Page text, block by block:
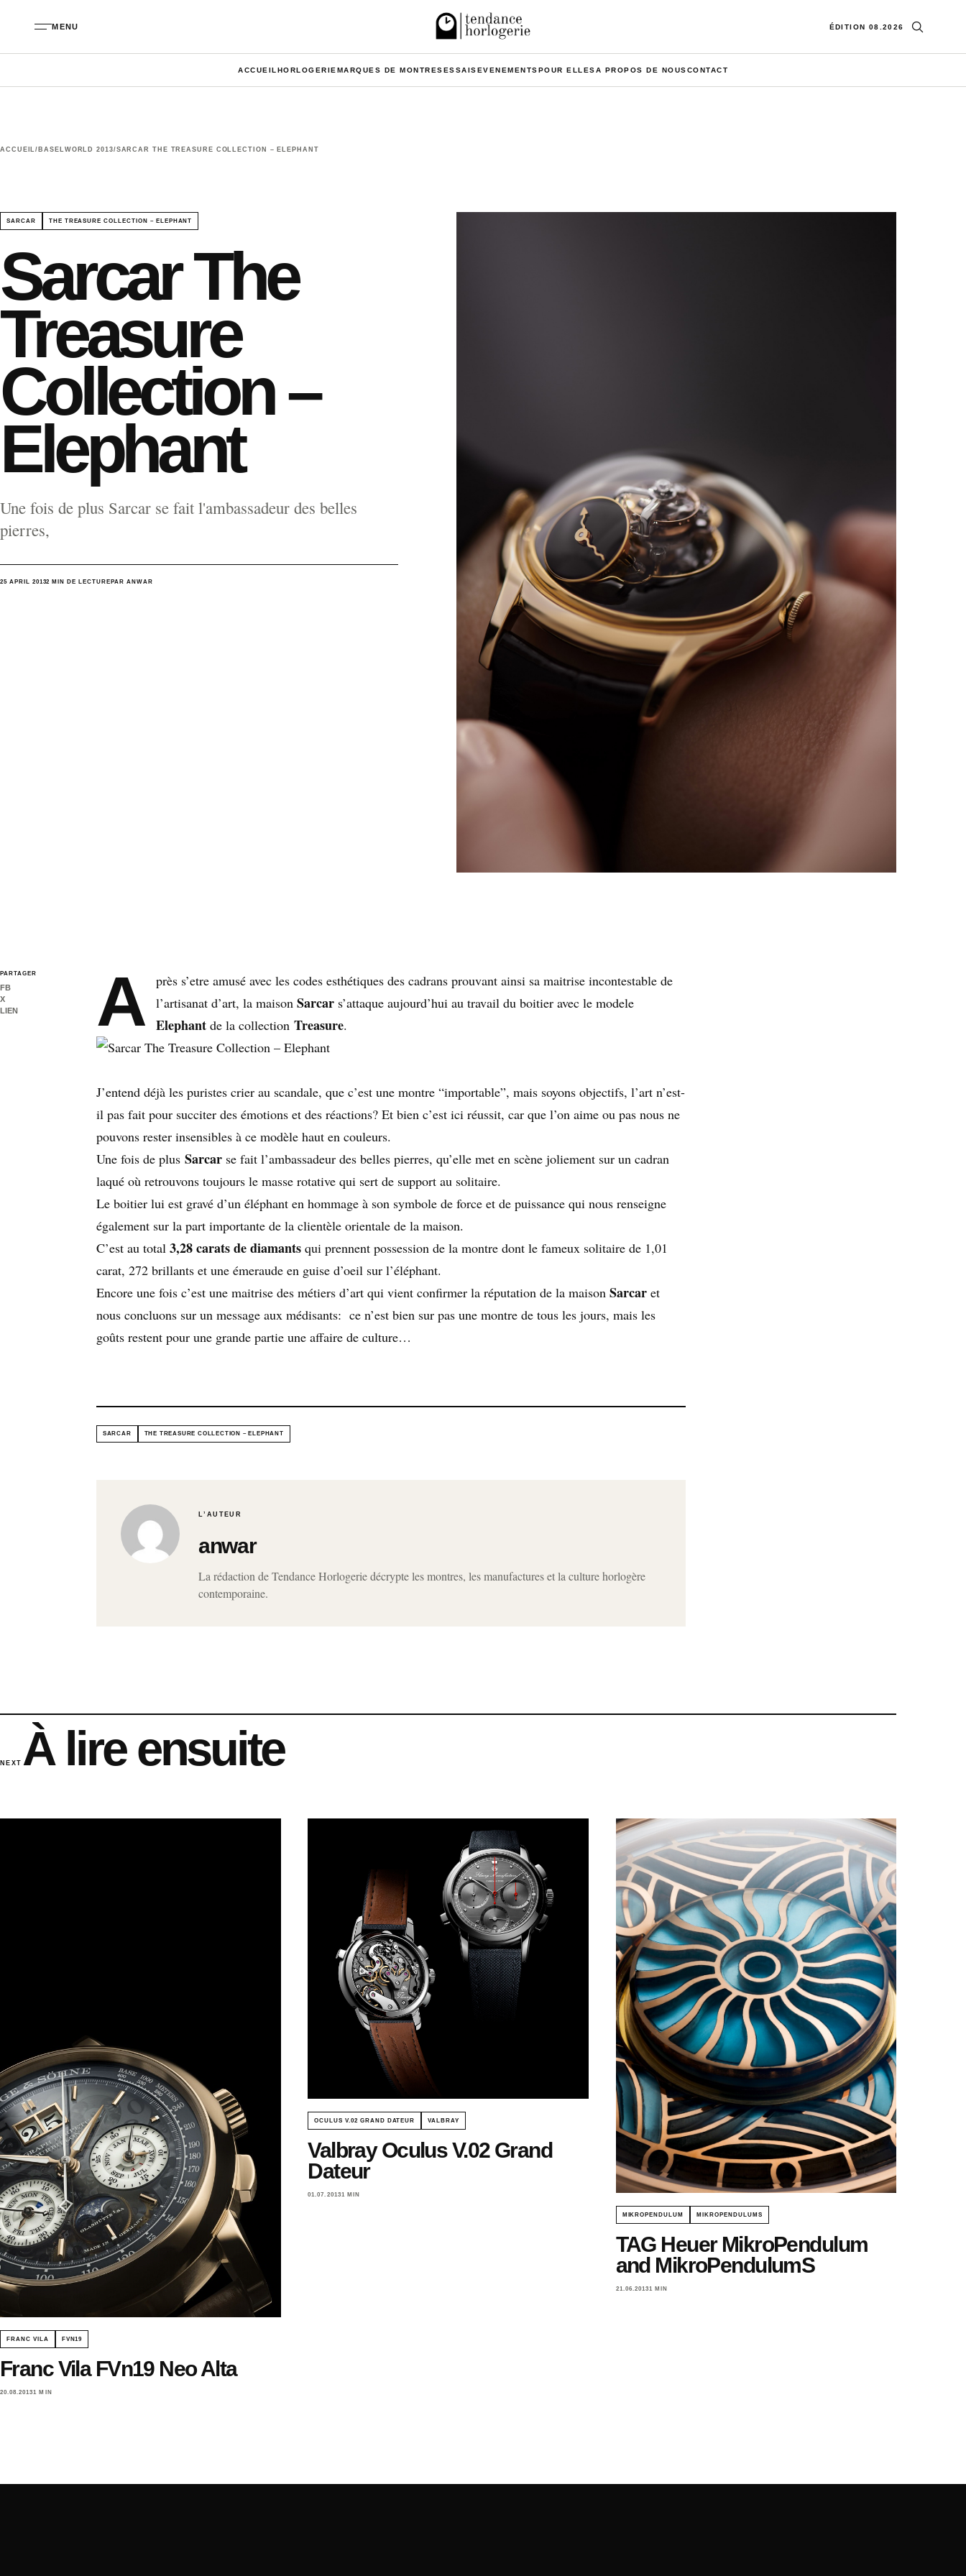
MENU ÉDITION 08.2026 Ouvrir la
ACCUEIL HORLOGERIE MARQUES DE MONTRESESSAISEVENEMENTSPOUR ELLESA PROPOS DE NOUSCONTACT
ACCUEIL/ BASELWORLD 2013/SARCAR THE TREASURE COLLECTION – ELEPHANT
SARCAR THE TREASURE COLLECTION – ELEPHANT
Sarcar The
Treasure
Collection –
Elephant
Une fois de plus Sarcar se fait l'ambassadeur des belles
pierres,
25 APRIL 20132 MIN DE LECTURE PAR ANWAR
PARTAGER
FB
X
LIEN
A
près s’etre amusé avec les codes esthétiques des cadrans prouvant ainsi sa maitrise incontestable de
l’artisanat d’art, la maison Sarcars’attaque aujourd’hui au travail du boitier avec le modele
Elephantde la collection Treasure.
J’entend déjà les puristes crier au scandale, que c’est une montre “importable”, mais soyons objectifs, l’art n’est-
il pas fait pour succiter des émotions et des réactions? Et bien c’est ici réussit, car que l’on aime ou pas nous ne
pouvons rester insensibles à ce modèle haut en couleurs.
Une fois de plus Sarcarse fait l’ambassadeur des belles pierres, qu’elle met en scène joliement sur un cadran
laqué où retrouvons toujours le masse rotative qui sert de support au solitaire.
Le boitier lui est gravé d’un éléphant en hommage à son symbole de force et de puissance qui nous renseigne
également sur la part importante de la clientèle orientale de la maison.
C’est au total3,28 carats de diamantsqui prennent possession de la montre dont le fameux solitaire de 1,01
carat, 272 brillants et une émeraude en guise d’oeil sur l’éléphant.
Encore une fois c’est une maitrise des métiers d’art qui vient confirmer la réputation de la maisonSarcaret
nous concluons sur un message aux médisants: ce n’est bien sur pas une montre de tous les jours, mais les
goûts restent pour une grande partie une affaire de culture…
SARCAR THE TREASURE COLLECTION – ELEPHANT
L’AUTEUR
anwar
La rédaction de Tendance Horlogerie décrypte les montres, les manufactures et la culture horlogère
contemporaine.
NEXT À lire ensuite
FRANC VILA FVN19
Franc Vila FVn19 Neo Alta
20.08.20131 MIN
OCULUS V.02 GRAND DATEUR VALBRAY
Valbray Oculus V.02 Grand
Dateur
01.07.20131 MIN
MIKROPENDULUM MIKROPENDULUMS
TAG Heuer MikroPendulum
and MikroPendulumS
21.06.20131 MIN